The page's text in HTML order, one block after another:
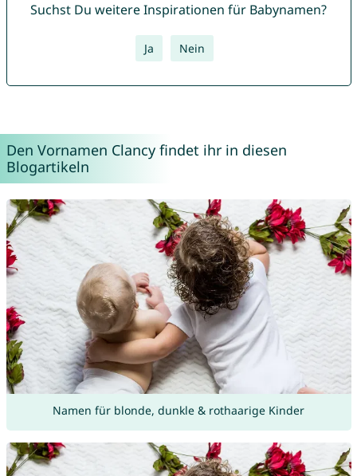
Suchst Du weitere Inspirationen für Babynamen?
Ja Nein
Den Vornamen Clancy findet ihr in diesen
Blogartikeln
Namen für blonde, dunkle & rothaarige Kinder